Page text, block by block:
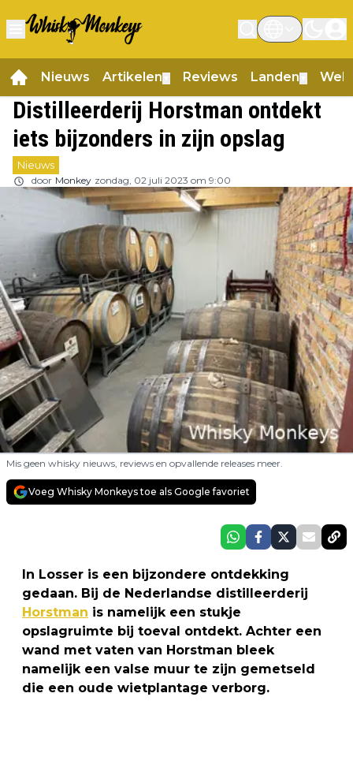
Nieuws Artikelen Reviews Landen
Distilleerderij Horstman ontdekt
iets bijzonders in zijn opslag
Nieuws
door Monkey zondag, 02 juli 2023 om 9:00
Mis geen whisky nieuws, reviews en opvallende releases meer.
Voeg Whisky Monkeys toe als Google favoriet
In Losser is een bijzondere ontdekking
gedaan. Bij de Nederlandse distilleerderij
Horstman is namelijk een stukje
opslagruimte bij toeval ontdekt. Achter een
wand met vaten van Horstman bleek
namelijk een valse muur te zijn gemetseld
die een oude wietplantage verborg.